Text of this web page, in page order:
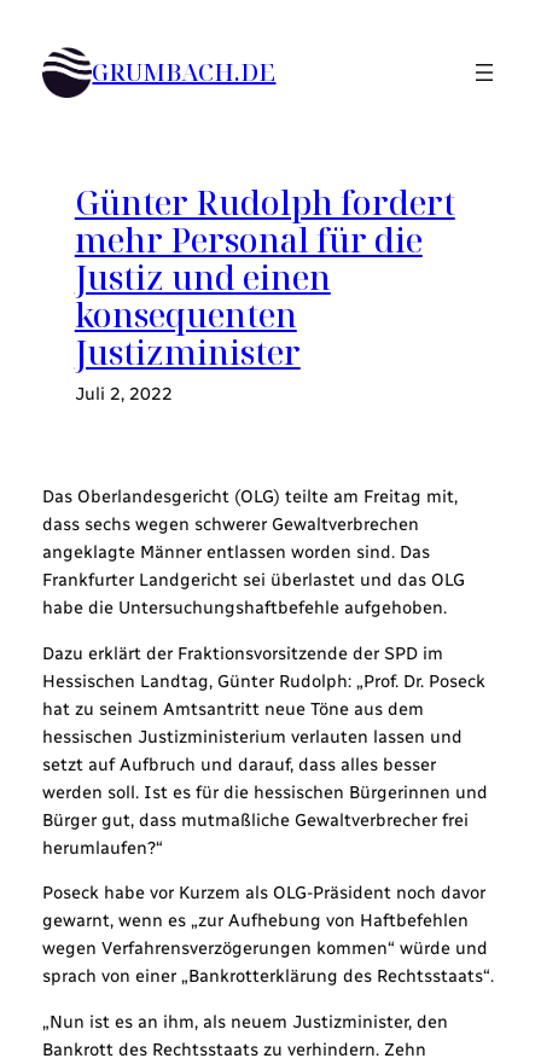
Inhalt
springen GRUMBACH.DE
Günter Rudolph fordert
mehr Personal für die
Justiz und einen
konsequenten
Justizminister
Juli 2, 2022
Das Oberlandesgericht (OLG) teilte am Freitag mit,
dass sechs wegen schwerer Gewaltverbrechen
angeklagte Männer entlassen worden sind. Das
Frankfurter Landgericht sei überlastet und das OLG
habe die Untersuchungshaftbefehle aufgehoben.
Dazu erklärt der Fraktionsvorsitzende der SPD im
Hessischen Landtag, Günter Rudolph: „Prof. Dr. Poseck
hat zu seinem Amtsantritt neue Töne aus dem
hessischen Justizministerium verlauten lassen und
setzt auf Aufbruch und darauf, dass alles besser
werden soll. Ist es für die hessischen Bürgerinnen und
Bürger gut, dass mutmaßliche Gewaltverbrecher frei
herumlaufen?“
Poseck habe vor Kurzem als OLG-Präsident noch davor
gewarnt, wenn es „zur Aufhebung von Haftbefehlen
wegen Verfahrensverzögerungen kommen“ würde und
sprach von einer „Bankrotterklärung des Rechtsstaats“.
„Nun ist es an ihm, als neuem Justizminister, den
Bankrott des Rechtsstaats zu verhindern. Zehn